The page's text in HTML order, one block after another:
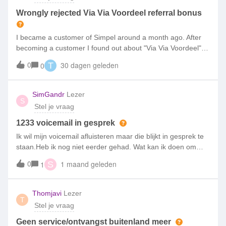
Wrongly rejected Via Via Voordeel referral bonus
I became a customer of Simpel around a month ago. After
becoming a customer I found out about "Via Via Voordeel"
that is heavily advertised on your platform. I read all terms
and conditions of this promotion and I invited a friend to join
Simpel with my referal link. He registered with it and became
a Simpel member.My friend and I meet every single official
requirement: the referral link was successfully tracked
(which we have email confirmation for), the 14-day cooling-
off period has passed, the first invoices have been paid, and
both numbers have been active for over a month.Today we
received automated rejection email of referral bonus.I
rejected Via Via Voordeel referral bonus. The agent
false and is not stated anywhere in your official terms and
conditions.
0 0 T 30 dagen geleden
S
SimGandr Lezer
Stel je vraag
1233 voicemail in gesprek
Ik wil mijn voicemail afluisteren maar die blijkt in gesprek te
staan.Heb ik nog niet eerder gehad. Wat kan ik doen om
toch mijn voicemails te beluisteren?
0 1 S 1 maand geleden
T
Thomjavi Lezer
Stel je vraag
Geen service/ontvangst buitenland meer